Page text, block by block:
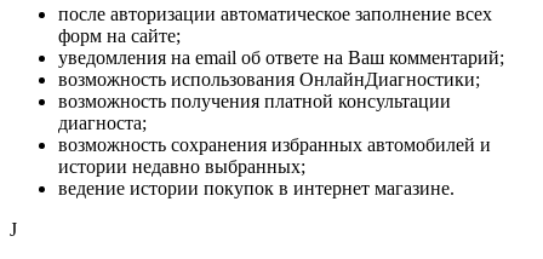
после авторизации автоматическое заполнение всех
форм на сайте;
уведомления на email об ответе на Ваш комментарий;
возможность использования ОнлайнДиагностики;
возможность получения платной консультации
диагноста;
возможность сохранения избранных автомобилей и
истории недавно выбранных;
ведение истории покупок в интернет магазине.
J